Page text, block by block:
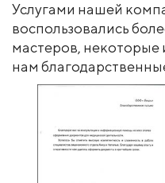
Услугами нашей
воспользовались
мастеров, некоторые
нам